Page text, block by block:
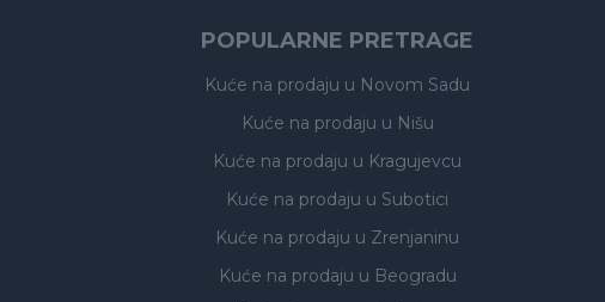
POPULARNE PRETRAGE
Kuće na prodaju u Novom Sadu
Kuće na prodaju u Nišu
Kuće na prodaju u Kragujevcu
Kuće na prodaju u Subotici
Kuće na prodaju u Zrenjaninu
Kuće na prodaju u Beogradu